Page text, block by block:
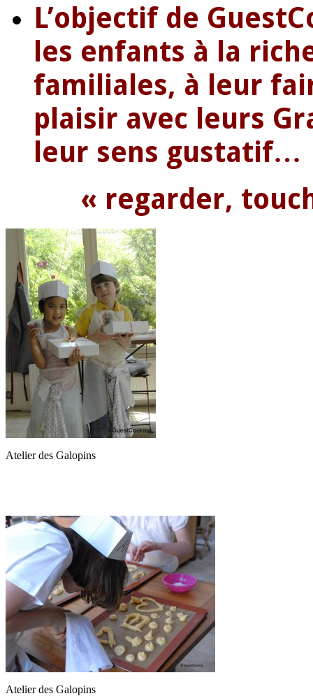
L’objectif de
les enfants à la
familiales, à leur
plaisir avec leurs
leur sens gustatif…
« regarder,
Atelier des Galopins
Atelier des Galopins